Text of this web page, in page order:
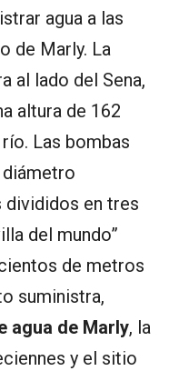
agua a las
de Marly. La
al lado del Sena,
altura de 162
Las bombas
divididos en tres
del mundo”
de metros
suministra,
agua de Marly, la
y el sitio